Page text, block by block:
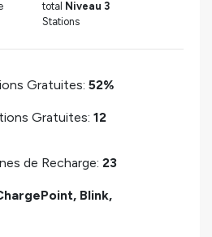
total Niveau 3
Stations
Gratuites: 52%
Gratuites: 12
de Recharge: 23
Blink,